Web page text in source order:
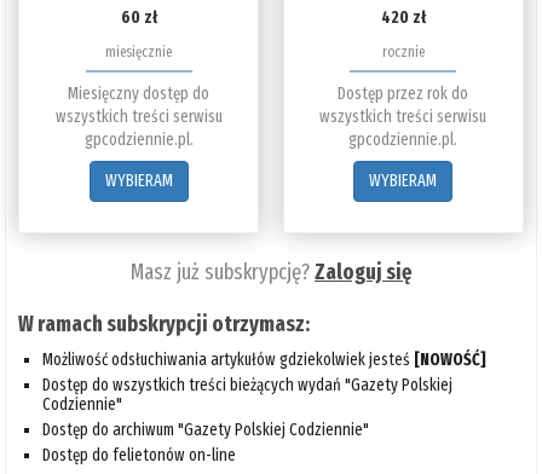
60 zł
miesięcznie
Miesięczny dostęp do
wszystkich treści serwisu
gpcodziennie.pl.
WYBIERAM
420 zł
rocznie
Dostęp przez rok do
wszystkich treści serwisu
gpcodziennie.pl.
WYBIERAM
Masz już subskrypcję?Zaloguj się
W ramach subskrypcji otrzymasz:
Możliwość odsłuchiwania artykułów gdziekolwiek jesteś [NOWOŚĆ]
Dostęp do wszystkich treści bieżących wydań "Gazety Polskiej
Codziennie"
Dostęp do archiwum "Gazety Polskiej Codziennie"
Dostęp do felietonów on-line